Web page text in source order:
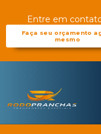
Entre em
Faça seu orçamento
mesmo